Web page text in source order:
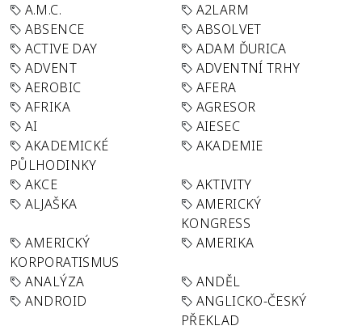
A.M.C.
A2LARM
ABSENCE
ABSOLVET
ACTIVE DAY
ADAM ĎURICA
ADVENT
ADVENTNÍ TRHY
AEROBIC
AFERA
AFRIKA
AGRESOR
AI
AIESEC
AKADEMICKÉ
PŮLHODINKY
AKADEMIE
AKCE
AKTIVITY
ALJAŠKA
AMERICKÝ
KONGRESS
AMERICKÝ
KORPORATISMUS
AMERIKA
ANALÝZA
ANDĚL
ANDROID
ANGLICKO-ČESKÝ
PŘEKLAD